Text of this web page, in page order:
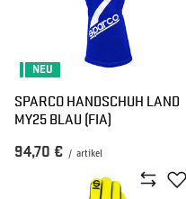
NEU
SPARCO HANDSCHUH LAND
MY25 BLAU (FIA)
94,70 € / artikel